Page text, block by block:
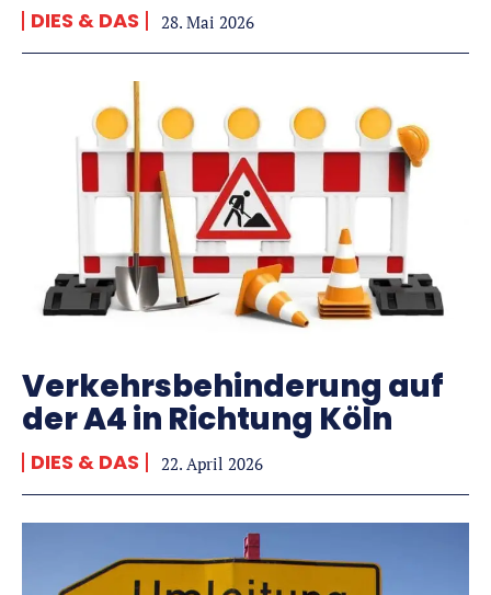
DIES & DAS 28. Mai 2026
Verkehrsbehinderung auf
der A4 in Richtung Köln
DIES & DAS 22. April 2026